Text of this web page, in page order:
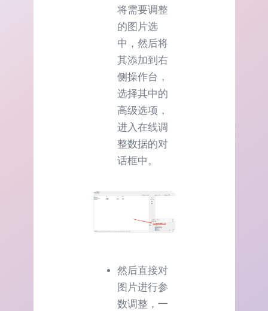
将需要调整
的图片选
中，然后将
其添加到右
侧操作台，
选择其中的
高级选项，
进入在线调
整数据的对
话框中。
然后直接对
图片进行参
数调整，一